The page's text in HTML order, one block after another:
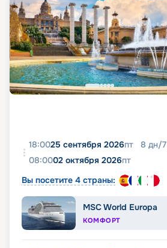
18:0025 сентября 2026пт 8 дн/7
08:0002 октября 2026пт
Вы посетите 4 страны:
MSC World Europa
КОМФОРТ